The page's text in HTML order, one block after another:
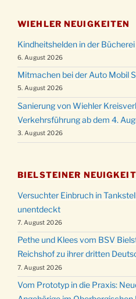
WIEHLER NEUIGKEITEN
Kindheitshelden in der Bücherei
6. August 2026
Mitmachen bei der Auto Mobil
5. August 2026
Sanierung von Wiehler
Verkehrsführung ab dem 4.
3. August 2026
BIELSTEINER
Versuchter Einbruch in
unentdeckt
7. August 2026
Pethe und Klees vom BSV
Reichshof zu ihrer dritten
7. August 2026
Vom Prototyp in die Praxis: